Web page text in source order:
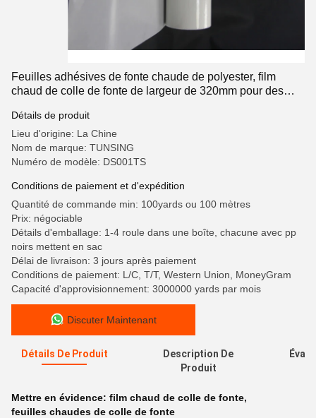
Feuilles adhésives de fonte chaude de polyester, film
chaud de colle de fonte de largeur de 320mm pour des
Détails de produit
Lieu d'origine: La Chine
Nom de marque: TUNSING
Numéro de modèle: DS001TS
Conditions de paiement et d'expédition
Quantité de commande min: 100yards ou 100 mètres
Prix: négociable
Détails d'emballage: 1-4 roule dans une boîte, chacune avec pp
noirs mettent en sac
Délai de livraison: 3 jours après paiement
Conditions de paiement: L/C, T/T, Western Union, MoneyGram
Capacité d'approvisionnement: 3000000 yards par mois
Discuter Maintenant
Détails De Produit
Description De
Produit
Mettre en évidence: film chaud de colle de fonte,
feuilles chaudes de colle de fonte